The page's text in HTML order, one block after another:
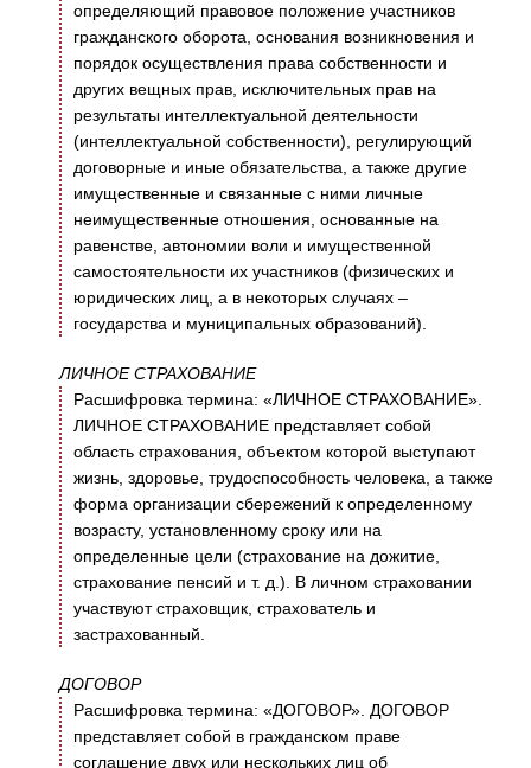
определяющий правовое положение участников
гражданского оборота, основания возникновения и
порядок осуществления права собственности и
других вещных прав, исключительных прав на
результаты интеллектуальной деятельности
(интеллектуальной собственности), регулирующий
договорные и иные обязательства, а также другие
имущественные и связанные с ними личные
неимущественные отношения, основанные на
равенстве, автономии воли и имущественной
самостоятельности их участников (физических и
юридических лиц, а в некоторых случаях –
государства и муниципальных образований).
ЛИЧНОЕ СТРАХОВАНИЕ
Расшифровка термина: «ЛИЧНОЕ СТРАХОВАНИЕ».
ЛИЧНОЕ СТРАХОВАНИЕ представляет собой
область страхования, объектом которой выступают
жизнь, здоровье, трудоспособность человека, а также
форма организации сбережений к определенному
возрасту, установленному сроку или на
определенные цели (страхование на дожитие,
страхование пенсий и т. д.). В личном страховании
участвуют страховщик, страхователь и
застрахованный.
ДОГОВОР
Расшифровка термина: «ДОГОВОР». ДОГОВОР
представляет собой в гражданском праве
соглашение двух или нескольких лиц об